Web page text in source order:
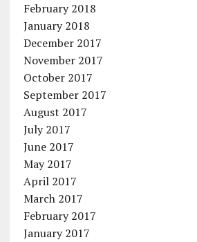
February 2018
January 2018
December 2017
November 2017
October 2017
September 2017
August 2017
July 2017
June 2017
May 2017
April 2017
March 2017
February 2017
January 2017